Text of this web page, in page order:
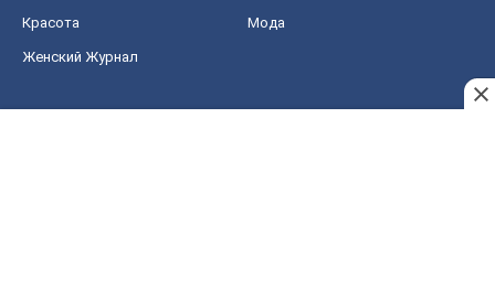
Красота Мода
Женский Журнал